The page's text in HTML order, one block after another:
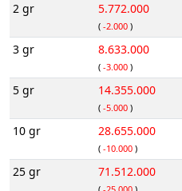
2 gr 5.772.000
( -2.000 )
3 gr 8.633.000
( -3.000 )
5 gr 14.355.000
( -5.000 )
10 gr 28.655.000
( -10.000 )
25 gr 71.512.000